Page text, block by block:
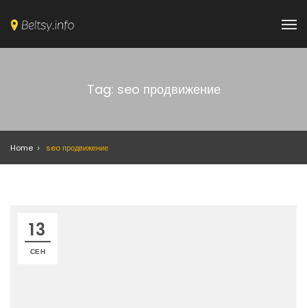
Tag: seo продвижение
Home seo продвижение
13
СЕН